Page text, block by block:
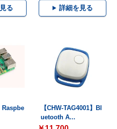
る 詳細を見る
Raspbe
【CHW-TAG4001】Bl
uetooth A...